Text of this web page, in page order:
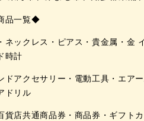
品一覧◆
ネックレス・ピアス・貴金属・金
時計
ドアクセサリー・電動工具・エア
ドリル
貨店共通商品券・商品券・ギフト